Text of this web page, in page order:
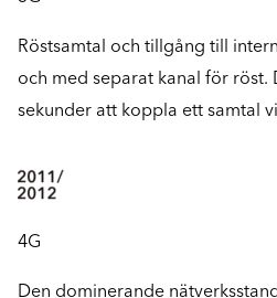
Röstsamtal och tillgång till
och med separat kanal för röst.
sekunder att koppla ett samtal
4G
Den dominerande